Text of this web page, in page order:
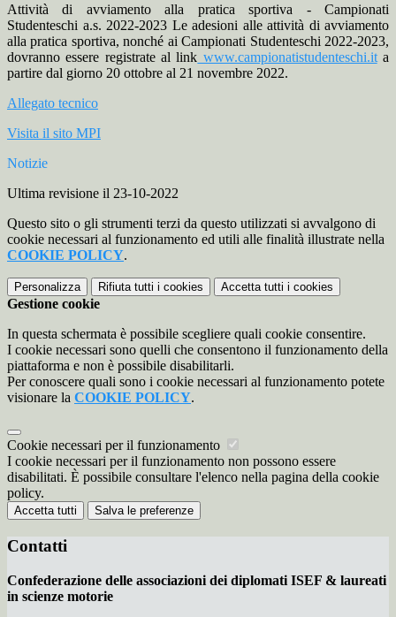
Attività di avviamento alla pratica sportiva - Campionati
Studenteschi a.s. 2022-2023 Le adesioni alle attività di avviamento
alla pratica sportiva, nonché ai Campionati Studenteschi 2022-2023,
dovranno essere registrate al link www.campionatistudenteschi.ita
partire dal giorno 20 ottobre al 21 novembre 2022.
Allegato tecnico
Visita il sito MPI
Notizie
Ultima revisione il 23-10-2022
Questo sito o gli strumenti terzi da questo utilizzati si avvalgono di
cookie necessari al funzionamento ed utili alle finalità illustrate nella
COOKIE POLICY.
Personalizza Rifiuta tutti i cookies Accetta tutti i cookies
Gestione cookie
In questa schermata è possibile scegliere quali cookie consentire.
I cookie necessari sono quelli che consentono il funzionamento della
piattaforma e non è possibile disabilitarli.
Per conoscere quali sono i cookie necessari al funzionamento potete
visionare la COOKIE POLICY.
Cookie necessari per il funzionamento
I cookie necessari per il funzionamento non possono essere
disabilitati. È possibile consultare l'elenco nella pagina della cookie
policy.
Accetta tutti Salva le preferenze
Contatti
Confederazione delle associazioni dei diplomati ISEF & laureati
in scienze motorie